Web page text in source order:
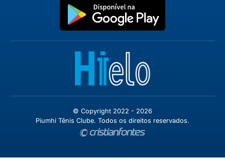
© Copyright 2022 - 2026
Piumhi Tênis Clube. Todos os direitos reservados.